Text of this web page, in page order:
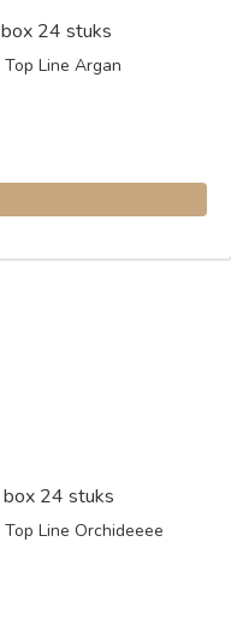
24 stuks
Line Argan
24 stuks
Line Orchideeee